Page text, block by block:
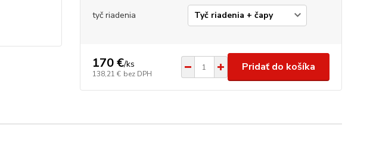
tyč riadenia
170 €/ks
138,21 € bez DPH
Pridať do košíka